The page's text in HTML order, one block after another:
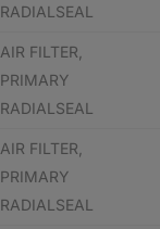
RADIALSEAL
AIR FILTER,
PRIMARY
RADIALSEAL
AIR FILTER,
PRIMARY
RADIALSEAL